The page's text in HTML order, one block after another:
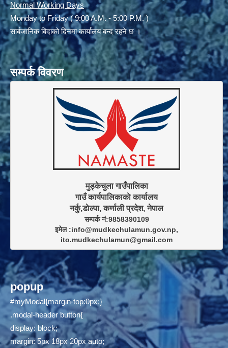
Normal Working Days
Monday to Friday ( 9:00 A.M. - 5:00 P.M. )
सार्बजानिक बिदाको दिनमा कार्यालय बन्द रहने छ ।
सम्पर्क विवरण
मुड्केचुला गाउँपालिका
गाउँ कार्यपालिकाकाे कार्यालय
सम्पर्क नं:9858390109
इमेल :info@mudkechulamun.gov.np,
ito.mudkechulamun@gmail.com
popup
#myModal{margin-top:0px;}
.modal-header button{
display: block;
margin: 5px 18px 20px auto;